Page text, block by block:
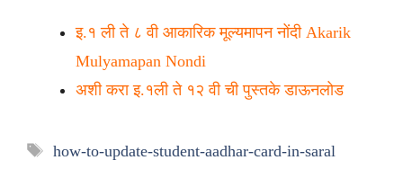
इ.१ ली ते ८ वी आकारिक मूल्यमापन नोंदी Akarik
Mulyamapan Nondi
अशी करा इ.१ली ते १२ वी ची पुस्तके डाऊनलोड
Tags
how-to-update-student-aadhar-card-in-saral